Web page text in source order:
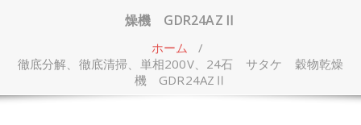
燥機 GDR24AZⅡ
ホーム /
徹底分解、徹底清掃、単相200V、24石 サタケ 穀物乾燥
機 GDR24AZⅡ